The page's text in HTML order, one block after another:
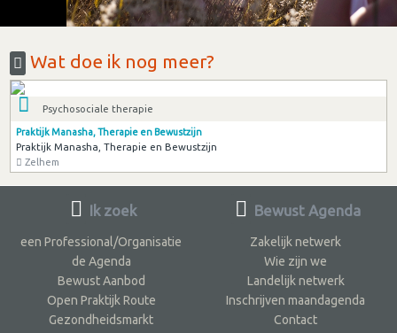
Wat doe ik nog meer?
Psychosociale therapie
Praktijk Manasha, Therapie en Bewustzijn
Praktijk Manasha, Therapie en Bewustzijn
Zelhem
Ik zoek
een Professional/Organisatie
de Agenda
Bewust Aanbod
Open Praktijk Route
Gezondheidsmarkt
Bewust Agenda
Zakelijk netwerk
Wie zijn we
Landelijk netwerk
Inschrijven maandagenda
Contact